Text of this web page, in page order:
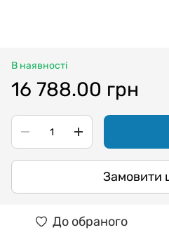
В наявності
16 788.00 грн
Замовити
До обраного